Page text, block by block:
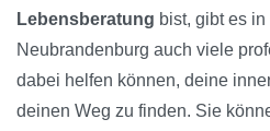
Lebensberatung bist, gibt es
Neubrandenburg auch viele
dabei helfen können, deine
deinen Weg zu finden. Sie